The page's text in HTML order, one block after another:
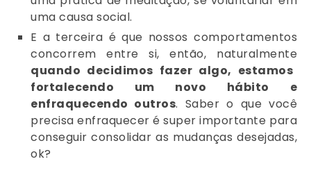
uma causa social.
E a terceira é que nossos comportamentos
concorrem entre si, então, naturalmente
quando decidimos fazer algo, estamos
fortalecendo um novo hábito e
enfraquecendo outros. Saber o que você
precisa enfraquecer é super importante para
conseguir consolidar as mudanças desejadas,
ok?